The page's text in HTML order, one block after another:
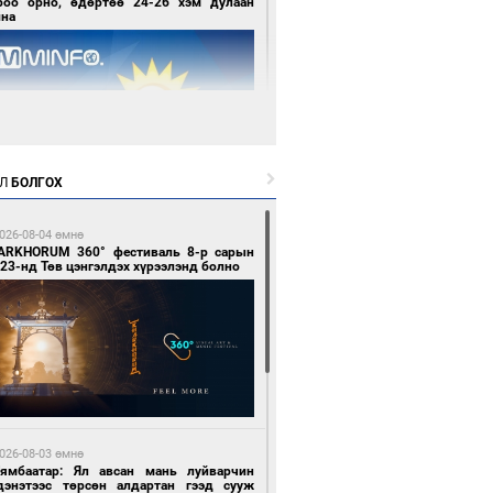
цагийн өмнө өмнө
боллоо
үр дүнд шатахуун хадгалах
эхнээсээ ашиглалтад орж байна
БОЛГОХ
08-04 өмнө
360° фестиваль 8-р сарын
нд Төв цэнгэлдэх хүрээлэнд болно
08-03 өмнө
Ял авсан мань луйварчин
төрсөн алдартан гээд сууж